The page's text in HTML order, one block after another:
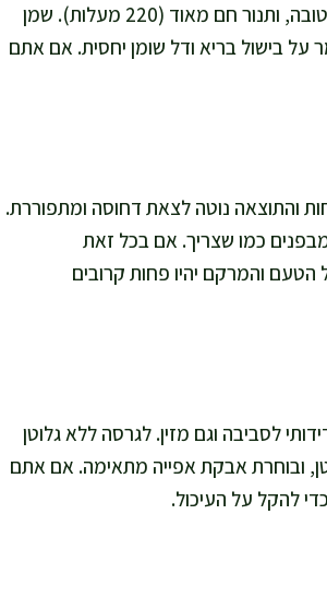
אני מקפידה על שלושה דברים: חומוס יבש שהושרה וסונן טוב, תערובת לא רטובה, ותנור חם מאוד (220 מעלות). שמן
על בישול בריא ודל שומן יחסית. אם אתם
והתוצאה נוטה לצאת דחוסה ומתפוררת.
כמו שצריך. אם בכל זאת
והמרקם יהיו פחות קרובים
לסביבה וגם מזין. לגרסה ללא גלוטן
ובוחרת אבקת אפייה מתאימה. אם אתם
להקל על העיכול.